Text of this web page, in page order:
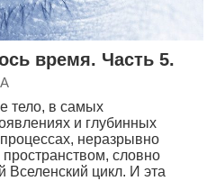
время. Часть 5.
тело, в самых
и глубинных
неразрывно
словно
Вселенский цикл. И эта